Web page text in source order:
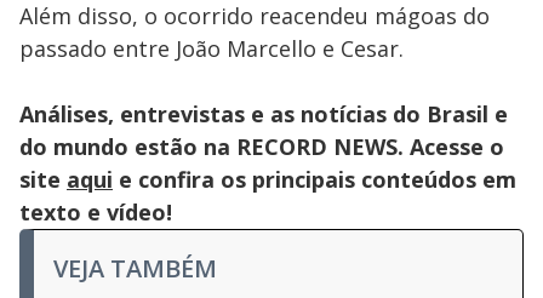
Além disso, o ocorrido reacendeu mágoas do
passado entre João Marcello e Cesar.
Análises, entrevistas e as notícias do Brasil e
do mundo estão na RECORD NEWS. Acesse o
site aqui e confira os principais conteúdos em
texto e vídeo!
VEJA TAMBÉM